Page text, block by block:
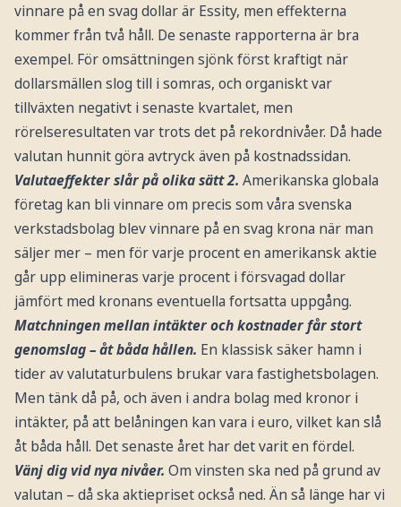
vinnare på en svag dollar är Essity, men effekterna
kommer från två håll. De senaste rapporterna är bra
exempel. För omsättningen sjönk först kraftigt när
dollarsmällen slog till i somras, och organiskt var
tillväxten negativt i senaste kvartalet, men
rörelseresultaten var trots det på rekordnivåer. Då hade
valutan hunnit göra avtryck även på kostnadssidan.
Valutaeffekter slår på olika sätt 2. Amerikanska globala
företag kan bli vinnare om precis som våra svenska
verkstadsbolag blev vinnare på en svag krona när man
säljer mer – men för varje procent en amerikansk aktie
går upp elimineras varje procent i försvagad dollar
jämfört med kronans eventuella fortsatta uppgång.
Matchningen mellan intäkter och kostnader får stort
genomslag – åt båda hållen. En klassisk säker hamn i
tider av valutaturbulens brukar vara fastighetsbolagen.
Men tänk då på, och även i andra bolag med kronor i
intäkter, på att belåningen kan vara i euro, vilket kan slå
åt båda håll. Det senaste året har det varit en fördel.
Vänj dig vid nya nivåer. Om vinsten ska ned på grund av
valutan – då ska aktiepriset också ned. Än så länge har vi